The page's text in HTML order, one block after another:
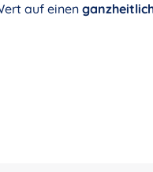
auf einen